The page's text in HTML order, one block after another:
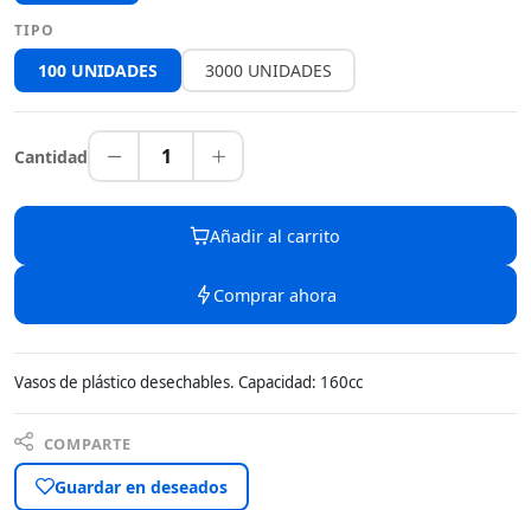
TIPO
100 UNIDADES 3000 UNIDADES
Cantidad 1
Añadir al carrito
Comprar ahora
Vasos de plástico desechables. Capacidad: 160cc
COMPARTE
Guardar en deseados